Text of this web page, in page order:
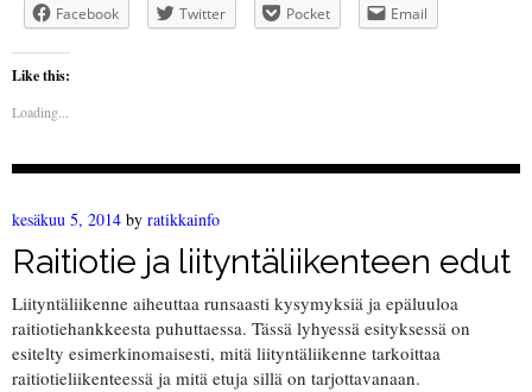
Facebook
Twitter Pocket Email
Like this:
Loading...
kesäkuu 5, 2014 by ratikkainfo
Raitiotie ja liityntäliikenteen edut
Liityntäliikenne aiheuttaa runsaasti kysymyksiä ja epäluuloa
raitiotiehankkeesta puhuttaessa. Tässä lyhyessä esityksessä on
esitelty esimerkinomaisesti, mitä liityntäliikenne tarkoittaa
raitiotieliikenteessä ja mitä etuja sillä on tarjottavanaan.